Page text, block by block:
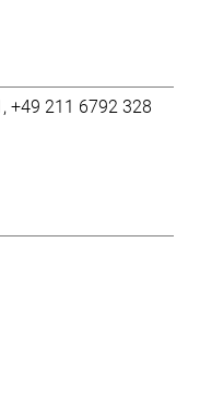
+49 211 6792 328